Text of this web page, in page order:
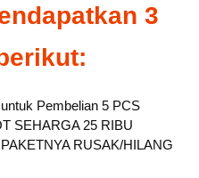
3
Pembelian 5 PCS
SEHARGA 25 RIBU
RUSAK/HILANG